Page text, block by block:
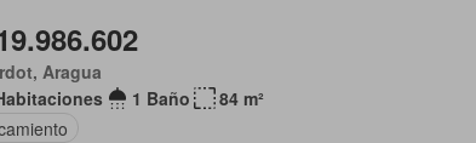
Aragua
1 Baño
84 m²